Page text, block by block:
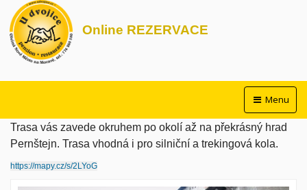
Online REZERVACE
Menu
Trasa vás zavede okruhem po okolí až na překrásný hrad
Pernštejn. Trasa vhodná i pro silniční a trekingová kola.
https://mapy.cz/s/2LYoG